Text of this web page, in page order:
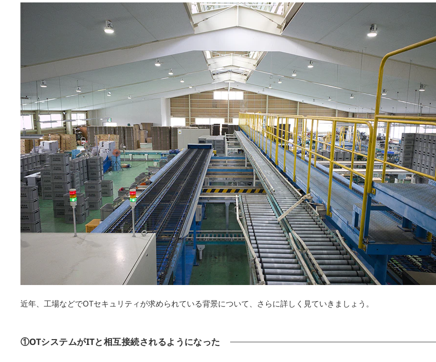
近年、工場などでOTセキュリティが求められている背景について、さらに詳しく見ていきましょう。
①OTシステムがITと相互接続されるようになった